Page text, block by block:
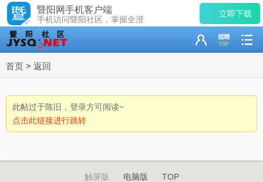
暨阳网手机客户端
手机访问暨阳社区，掌握全澄
立即下载
首页 > 返回
此帖过于陈旧，登录方可阅读~
点击此链接进行跳转
触屏版 电脑版 TOP